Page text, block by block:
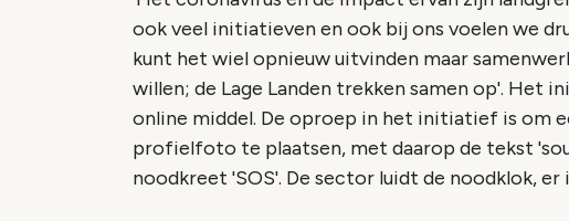
ook veel initiatieven en ook bij ons voelen we
kunt het wiel opnieuw uitvinden maar
willen; de Lage Landen trekken samen op'. Het
online middel. De oproep in het initiatief is om
profielfoto te plaatsen, met daarop de tekst
noodkreet 'SOS'. De sector luidt de noodklok,